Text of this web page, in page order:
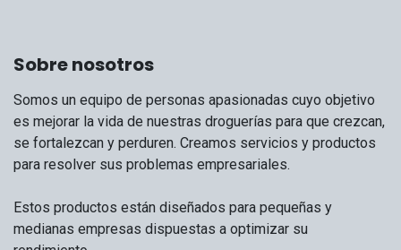
Sobre nosotros
Somos un equipo de personas apasionadas cuyo objetivo
es mejorar la vida de nuestras droguerías para que crezcan,
se fortalezcan y perduren. Creamos servicios y productos
para resolver sus problemas empresariales.
Estos productos están diseñados para pequeñas y
medianas empresas dispuestas a optimizar su